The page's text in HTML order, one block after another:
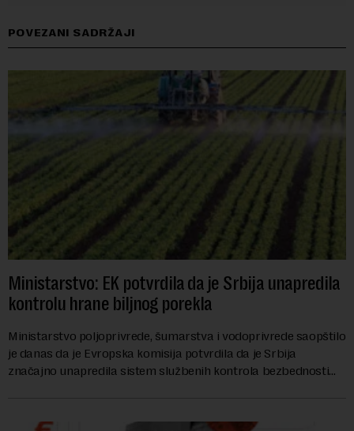
POVEZANI SADRŽAJI
Ministarstvo: EK potvrdila da je Srbija unapredila
kontrolu hrane biljnog porekla
Ministarstvo poljoprivrede, šumarstva i vodoprivrede saopštilo
je danas da je Evropska komisija potvrdila da je Srbija
značajno unapredila sistem službenih kontrola bezbednosti